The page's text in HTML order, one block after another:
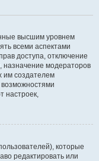
высшим уровнем
всеми аспектами
доступа, отключение
назначение модераторов
им создателем
настроек,
которые
редактировать или